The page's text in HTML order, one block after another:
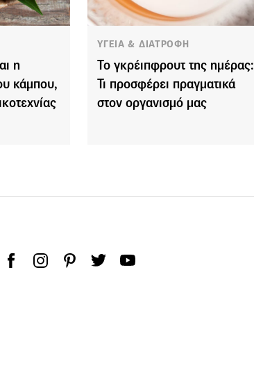
η
κάμπου,
ΥΓΕΙΑ & ΔΙΑΤΡΟΦΗ
Το γκρέιπφρουτ της ημέρας:
Τι προσφέρει πραγματικά
στον οργανισμό μας